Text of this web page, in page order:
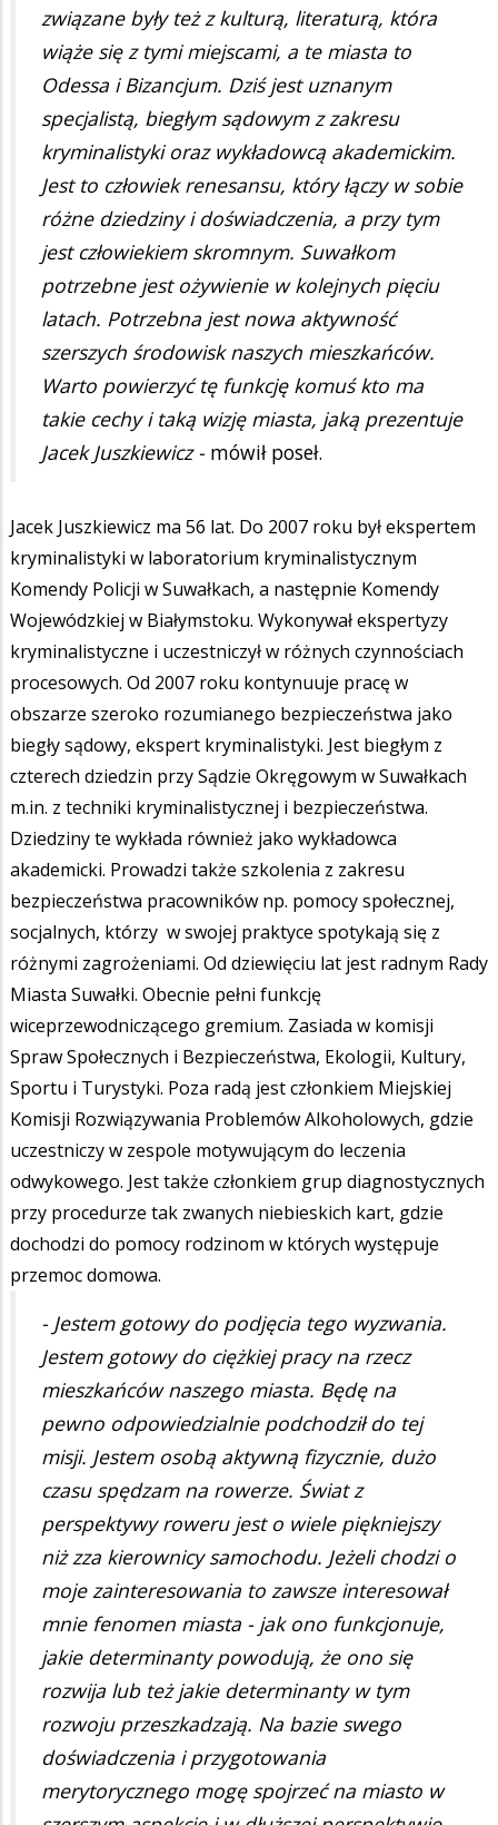
związane były też z kulturą, literaturą, która
wiąże się z tymi miejscami, a te miasta to
Odessa i Bizancjum. Dziś jest uznanym
specjalistą, biegłym sądowym z zakresu
kryminalistyki oraz wykładowcą akademickim.
Jest to człowiek renesansu, który łączy w sobie
różne dziedziny i doświadczenia, a przy tym
jest człowiekiem skromnym. Suwałkom
potrzebne jest ożywienie w kolejnych pięciu
latach. Potrzebna jest nowa aktywność
szerszych środowisk naszych mieszkańców.
Warto powierzyć tę funkcję komuś kto ma
takie cechy i taką wizję miasta, jaką prezentuje
Jacek Juszkiewicz - mówił poseł.
Jacek Juszkiewicz ma 56 lat. Do 2007 roku był ekspertem
kryminalistyki w laboratorium kryminalistycznym
Komendy Policji w Suwałkach, a następnie Komendy
Wojewódzkiej w Białymstoku. Wykonywał ekspertyzy
kryminalistyczne i uczestniczył w różnych czynnościach
procesowych. Od 2007 roku kontynuuje pracę w
obszarze szeroko rozumianego bezpieczeństwa jako
biegły sądowy, ekspert kryminalistyki. Jest biegłym z
czterech dziedzin przy Sądzie Okręgowym w Suwałkach
m.in. z techniki kryminalistycznej i bezpieczeństwa.
Dziedziny te wykłada również jako wykładowca
akademicki. Prowadzi także szkolenia z zakresu
bezpieczeństwa pracowników np. pomocy społecznej,
socjalnych, którzy w swojej praktyce spotykają się z
różnymi zagrożeniami. Od dziewięciu lat jest radnym Rady
Miasta Suwałki. Obecnie pełni funkcję
wiceprzewodniczącego gremium. Zasiada w komisji
Spraw Społecznych i Bezpieczeństwa, Ekologii, Kultury,
Sportu i Turystyki. Poza radą jest członkiem Miejskiej
Komisji Rozwiązywania Problemów Alkoholowych, gdzie
uczestniczy w zespole motywującym do leczenia
odwykowego. Jest także członkiem grup diagnostycznych
przy procedurze tak zwanych niebieskich kart, gdzie
dochodzi do pomocy rodzinom w których występuje
przemoc domowa.
- Jestem gotowy do podjęcia tego wyzwania.
Jestem gotowy do ciężkiej pracy na rzecz
mieszkańców naszego miasta. Będę na
pewno odpowiedzialnie podchodził do tej
misji. Jestem osobą aktywną fizycznie, dużo
czasu spędzam na rowerze. Świat z
perspektywy roweru jest o wiele piękniejszy
niż zza kierownicy samochodu. Jeżeli chodzi o
moje zainteresowania to zawsze interesował
mnie fenomen miasta - jak ono funkcjonuje,
jakie determinanty powodują, że ono się
rozwija lub też jakie determinanty w tym
rozwoju przeszkadzają. Na bazie swego
doświadczenia i przygotowania
merytorycznego mogę spojrzeć na miasto w